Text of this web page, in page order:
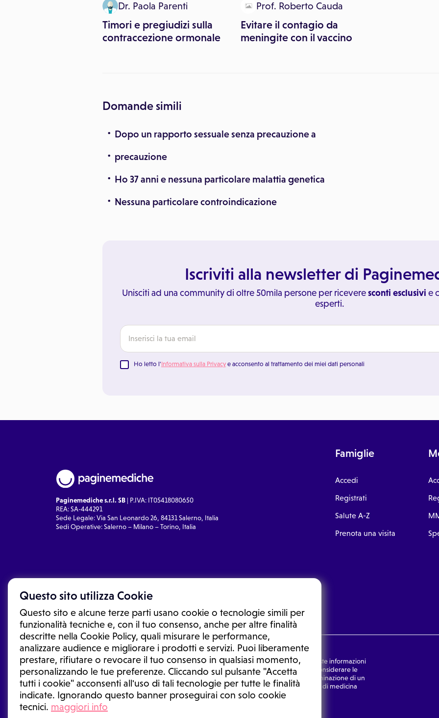
Questo sito utilizza Cookie
Questo sito e alcune terze parti usano cookie o tecnologie simili per
funzionalità tecniche e, con il tuo consenso, anche per altre finalità
descritte nella Cookie Policy, quali misurare le performance,
analizzare audience e migliorare i prodotti e servizi. Puoi liberamente
prestare, rifiutare o revocare il tuo consenso in qualsiasi momento,
personalizzando le tue preferenze. Cliccando sul pulsante "Accetta
tutti i cookie" acconsenti all'uso di tali tecnologie per tutte le finalità
indicate. Ignorando questo banner proseguirai con solo cookie
tecnici. maggiori info
Dr. Paola Parenti
Timori e pregiudizi sulla
contraccezione ormonale
Prof. Roberto Cauda
Evitare il contagio da
meningite con il vaccino
Domande simili
Dopo un rapporto sessuale senza precauzione a
precauzione
Ho 37 anni e nessuna particolare malattia genetica
Nessuna particolare controindicazione
Iscriviti alla newsletter di
Unisciti ad una community di oltre 50mila persone per riceveresconti esclusivi e
esperti.
Ho letto l'Informativa sulla Privacy e acconsento al trattamento dei miei dati personali
Paginemediche s.r.l. SB | P.IVA: IT05418080650
REA: SA-444291
Sede Legale: Via San Leonardo 26, 84131 Salerno, Italia
Sedi Operative: Salerno – Milano – Torino, Italia
Famiglie
Accedi
Registrati
Salute A-Z
Prenota una visita
Le informazioni proposte in questo sito non sono un consulto medico. In nessun caso, queste informazioni
sostituiscono un consulto, una visita o una diagnosi formulata dal medico. Non si devono considerare le
informazioni disponibili come suggerimenti per la formulazione di una diagnosi, la determinazione di un
trattamento o l'assunzione o sospensione di un farmaco senza prima consultare un medico di medicina
generale o uno specialista.
Condizioni di utilizzo